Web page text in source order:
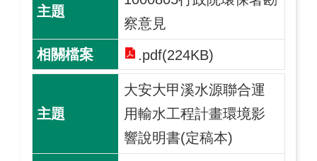
察意見
.pdf(224KB)
大安大甲溪水源聯合運
用輸水工程計畫環境影
響說明書(定稿本)